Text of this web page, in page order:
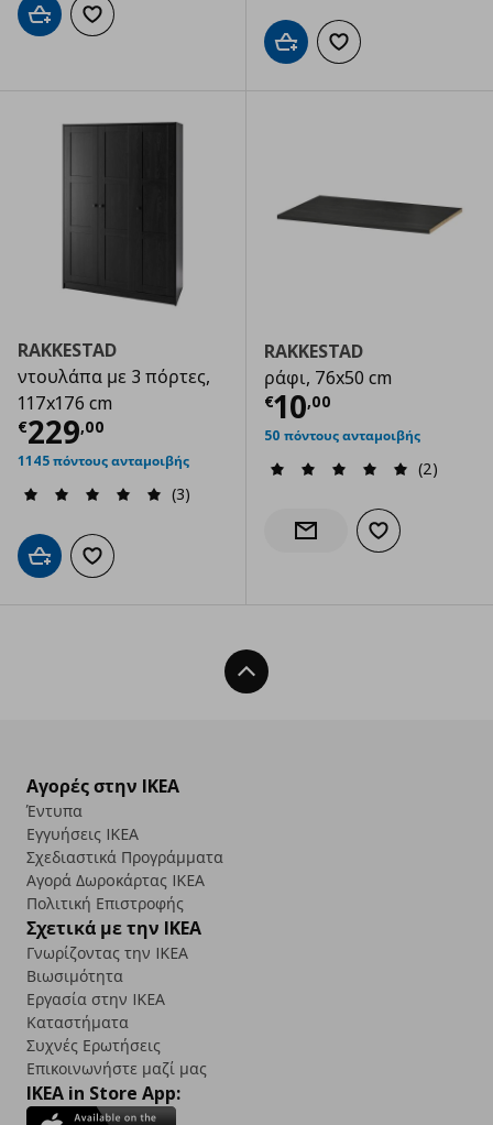
Προσθήκη στο καλάθι
Προσθήκη στα αγαπημένα
Προσθήκη στο καλάθι
Προσθήκη στα
RAKKESTAD
ντουλάπα με 3 πόρτες,
117x176 cm
€229,00
Τρέχουσα τιμή € 229,00
1145 πόντους ανταμοιβής
(3)
Προσθήκη στο καλάθι
Προσθήκη στα αγαπημένα
RAKKESTAD
ράφι, 76x50 cm
€10,00
Τρέχουσα
50 πόντους ανταμοιβής
(2)
Ενημέρωση διαθεσιμότητας
Προσθήκη στα
Back To Top
Αγορές στην IKEA
Έντυπα
Εγγυήσεις IKEA
Σχεδιαστικά Προγράμματα
Αγορά Δωρoκάρτας IKEA
Πολιτική Επιστροφής
Σχετικά με την IKEA
Γνωρίζοντας την IKEA
Βιωσιμότητα
Εργασία στην IKEA
Καταστήματα
Συχνές Ερωτήσεις
Επικοινωνήστε μαζί μας
IKEA in Store App: